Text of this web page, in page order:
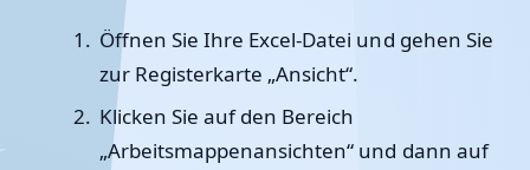
Öffnen Sie Ihre Excel-Datei und gehen Sie
zur Registerkarte „Ansicht“.
Klicken Sie auf den Bereich
„Arbeitsmappenansichten“ und dann auf